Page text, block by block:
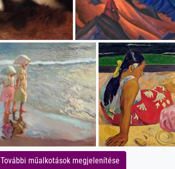
További műalkotások megjelenítése